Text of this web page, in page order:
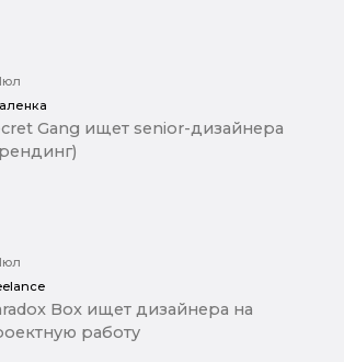
Gang ищет senior-дизайнера
Box ищет дизайнера на
работу